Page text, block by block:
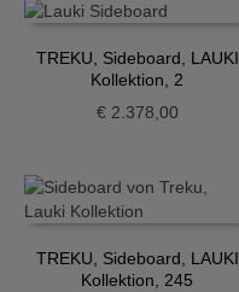
TREKU, Sideboard, LAUKI
Kollektion, 2
€2.378,00
TREKU, Sideboard, LAUKI
Kollektion, 245